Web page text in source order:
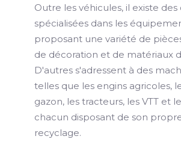
Outre les véhicules, il existe des
spécialisées dans les
proposant une variété de
de décoration et de matériaux
D'autres s'adressent à des
telles que les engins agricoles,
gazon, les tracteurs, les VTT et
chacun disposant de son
recyclage.